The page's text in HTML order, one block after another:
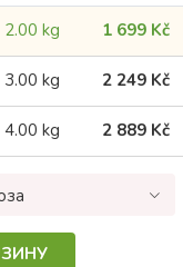
2.00 kg 1 699 Kč
3.00 kg 2 249 Kč
4.00 kg 2 889 Kč